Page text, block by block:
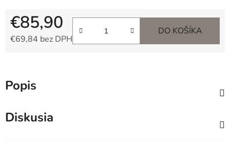
€85,90
€69,84 bez DPH
DO KOŠÍKA
Popis
Diskusia